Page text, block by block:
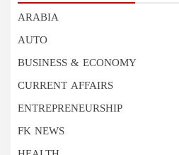
ARABIA
AUTO
BUSINESS & ECONOMY
CURRENT AFFAIRS
ENTREPRENEURSHIP
FK NEWS